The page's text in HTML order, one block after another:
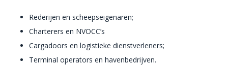
Rederijen en scheepseigenaren;
Charterers en NVOCC’s
Cargadoors en logistieke dienstverleners;
Terminal operators en havenbedrijven.